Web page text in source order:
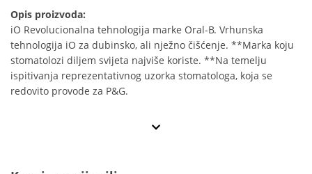
Opis proizvoda:
iO Revolucionalna tehnologija marke Oral-B. Vrhunska
tehnologija iO za dubinsko, ali nježno čišćenje. **Marka koju
stomatolozi diljem svijeta najviše koriste. **Na temelju
ispitivanja reprezentativnog uzorka stomatologa, koja se
redovito provode za P&G.